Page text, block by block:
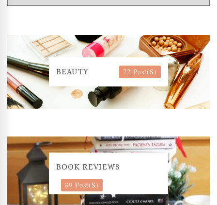
BEAUTY 72 Post(s)
BOOK REVIEWS
89 Post(s)